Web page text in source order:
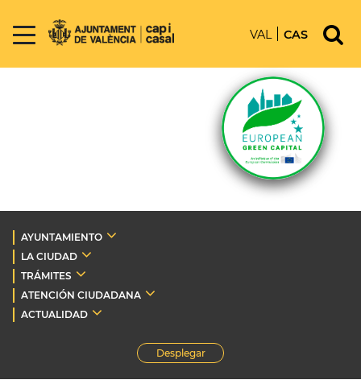
VAL CAS
AYUNTAMIENTO
LA CIUDAD
TRÁMITES
ATENCIÓN CIUDADANA
ACTUALIDAD
Desplegar